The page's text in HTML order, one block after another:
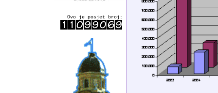
Ovo je posjet broj: